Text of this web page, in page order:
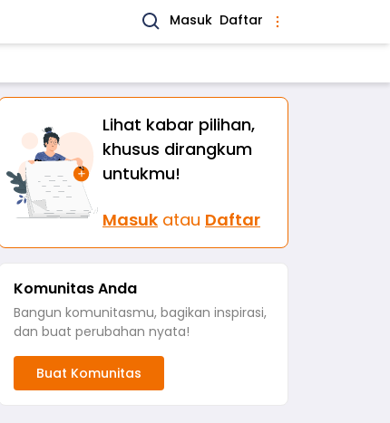
Masuk Daftar
Lihat kabar pilihan,
khusus dirangkum
untukmu!
Masuk atau Daftar
Komunitas Anda
Bangun komunitasmu, bagikan inspirasi,
dan buat perubahan nyata!
Buat Komunitas